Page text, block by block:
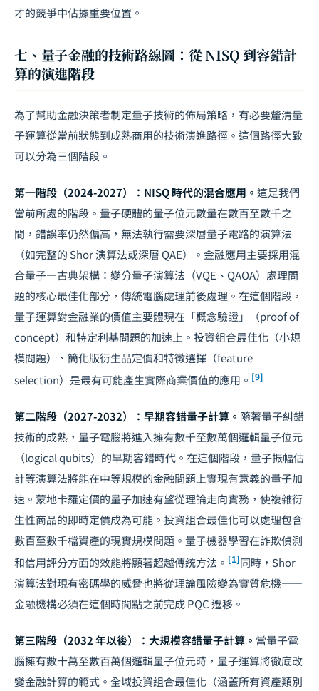
才的競爭中佔據重要位置。
七、量子金融的技術路線圖：從 NISQ 到容錯計
算的演進階段
為了幫助金融決策者制定量子技術的佈局策略，有必要釐清量
子運算從當前狀態到成熟商用的技術演進路徑。這個路徑大致
可以分為三個階段。
第一階段（2024-2027）：NISQ 時代的混合應用。 這是我們
當前所處的階段。量子硬體的量子位元數量在數百至數千之
間，錯誤率仍然偏高，無法執行需要深層量子電路的演算法
（如完整的 Shor 演算法或深層 QAE）。金融應用主要採用混
合量子—古典架構：變分量子演算法（VQE、QAOA）處理問
題的核心最佳化部分，傳統電腦處理前後處理。在這個階段，
量子運算對金融業的價值主要體現在「概念驗證」（proof of
concept）和特定利基問題的加速上。投資組合最佳化（小規
模問題）、簡化版衍生品定價和特徵選擇（feature
selection）是最有可能產生實際商業價值的應用。 [9]
第二階段（2027-2032）：早期容錯量子計算。 隨著量子糾錯
技術的成熟，量子電腦將進入擁有數千至數萬個邏輯量子位元
（logical qubits）的早期容錯時代。在這個階段，量子振幅估
計等演算法將能在中等規模的金融問題上實現有意義的量子加
速。蒙地卡羅定價的量子加速有望從理論走向實務，使複雜衍
生性商品的即時定價成為可能。投資組合最佳化可以處理包含
數百至數千檔資產的現實規模問題。量子機器學習在詐欺偵測
和信用評分方面的效能將顯著超越傳統方法。 [1]同時，Shor
演算法對現有密碼學的威脅也將從理論風險變為實質危機——
金融機構必須在這個時間點之前完成 PQC 遷移。
第三階段（2032 年以後）：大規模容錯量子計算。 當量子電
腦擁有數十萬至數百萬個邏輯量子位元時，量子運算將徹底改
變金融計算的範式。全域投資組合最佳化（涵蓋所有資產類別